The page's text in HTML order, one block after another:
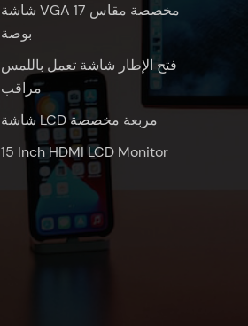
شاشة VGA مخصصة مقاس 17
بوصة
فتح الإطار شاشة تعمل باللمس
مراقب
شاشة LCD مربعة مخصصة
15 Inch HDMI LCD Monitor